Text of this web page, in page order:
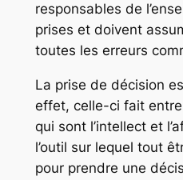
responsables de
prises et doivent
toutes les erreurs
La prise de décision
effet, celle-ci fait
qui sont l’intellect et
l’outil sur lequel tout
pour prendre une